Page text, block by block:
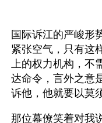
国际诉江的严峻形
紧张空气，只有这
上的权力机构，不
达命令，言外之意
诉他，他就要以莫
那位幕僚笑着对我